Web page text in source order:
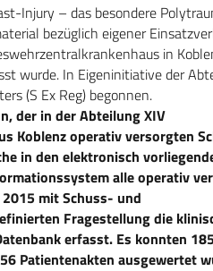
Injury – das besondere
bezüglich eigener
in
wurde. In Eigeninitiative der
(S Ex Reg) begonnen.
der in der Abteilung XIV
Koblenz operativ versorgten
in den elektronisch
alle operativ
mit Schuss- und
Fragestellung die
erfasst. Es konnten
Patientenakten ausgewertet